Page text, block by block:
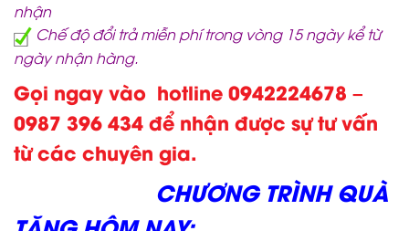
nhận
Chế độ đổi trả miễn phí trong vòng 15 ngày kể từ
ngày nhận hàng.
Gọi ngay vào hotline 0942224678 –
0987 396 434 để nhận được sự tư vấn
từ các chuyên gia.
CHƯƠNG TRÌNH QUÀ